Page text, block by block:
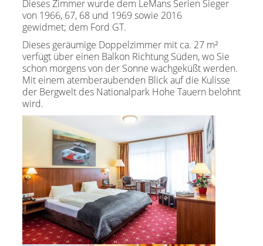
Dieses Zimmer wurde dem LeMans Serien Sieger
von 1966, 67, 68 und 1969 sowie 2016
gewidmet; dem Ford GT.
Dieses geräumige Doppelzimmer mit ca. 27 m²
verfügt über einen Balkon Richtung Süden, wo Sie
schon morgens von der Sonne wachgeküßt werden.
Mit einem atemberaubenden Blick auf die Kulisse
der Bergwelt des Nationalpark Hohe Tauern belohnt
wird.